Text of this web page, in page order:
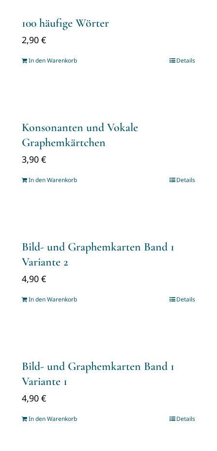
100 häufige Wörter
2,90 €
In den Warenkorb Details
Konsonanten und Vokale
Graphemkärtchen
3,90 €
In den Warenkorb Details
Bild- und Graphemkarten Band 1
Variante 2
4,90 €
In den Warenkorb Details
Bild- und Graphemkarten Band 1
Variante 1
4,90 €
In den Warenkorb Details